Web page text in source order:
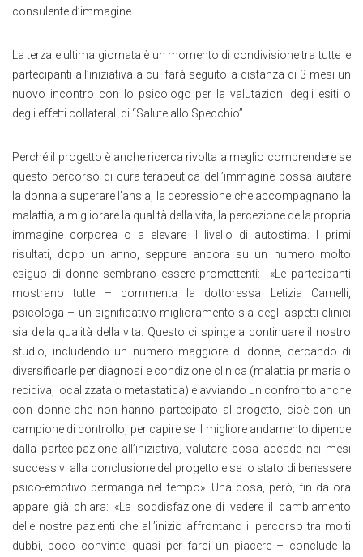
consulente d’immagine.
La terza e ultima giornata è un momento di condivisione tra tutte le
partecipanti all’iniziativa a cui farà seguito a distanza di 3 mesi un
nuovo incontro con lo psicologo per la valutazioni degli esiti o
degli effetti collaterali di “Salute allo Specchio”.
Perché il progetto è anche ricerca rivolta a meglio comprendere se
questo percorso di cura terapeutica dell’immagine possa aiutare
la donna a superare l’ansia, la depressione che accompagnano la
malattia, a migliorare la qualità della vita, la percezione della propria
immagine corporea o a elevare il livello di autostima. I primi
risultati, dopo un anno, seppure ancora su un numero molto
esiguo di donne sembrano essere promettenti: «Le partecipanti
mostrano tutte – commenta la dottoressa Letizia Carnelli,
psicologa – un significativo miglioramento sia degli aspetti clinici
sia della qualità della vita. Questo ci spinge a continuare il nostro
studio, includendo un numero maggiore di donne, cercando di
diversificarle per diagnosi e condizione clinica (malattia primaria o
recidiva, localizzata o metastatica) e avviando un confronto anche
con donne che non hanno partecipato al progetto, cioè con un
campione di controllo, per capire se il migliore andamento dipende
dalla partecipazione all’iniziativa, valutare cosa accade nei mesi
successivi alla conclusione del progetto e se lo stato di benessere
psico-emotivo permanga nel tempo». Una cosa, però, fin da ora
appare già chiara: «La soddisfazione di vedere il cambiamento
delle nostre pazienti che all’inizio affrontano il percorso tra molti
dubbi, poco convinte, quasi per farci un piacere – conclude la